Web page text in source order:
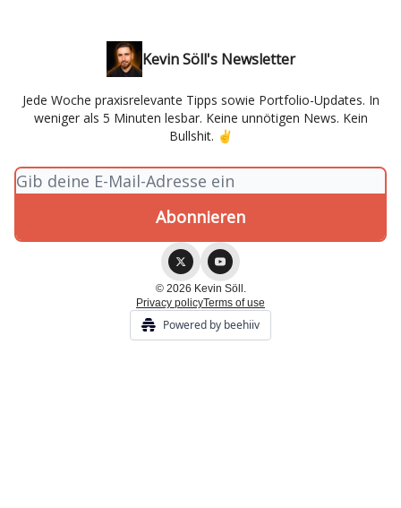
Kevin Söll's Newsletter
Jede Woche praxisrelevante Tipps sowie Portfolio-Updates. In
weniger als 5 Minuten lesbar. Keine unnötigen News. Kein
Bullshit. ✌
© 2026 Kevin Söll.
Privacy policyTerms of use
Powered by beehiiv